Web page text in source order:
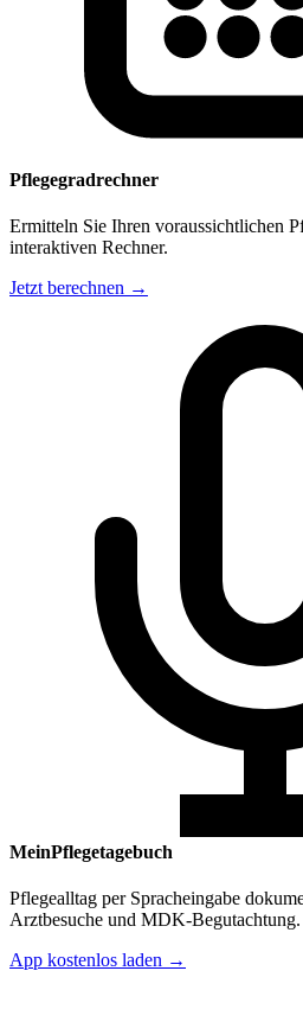
Pflegegradrechner
Ermitteln Sie Ihren voraussichtlichen
interaktiven Rechner.
Jetzt berechnen →
MeinPflegetagebuch
Pflegealltag per Spracheingabe
Arztbesuche und MDK-Begutachtung.
App kostenlos laden →